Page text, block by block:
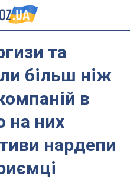
та
більш ніж
в
на них
нардепи